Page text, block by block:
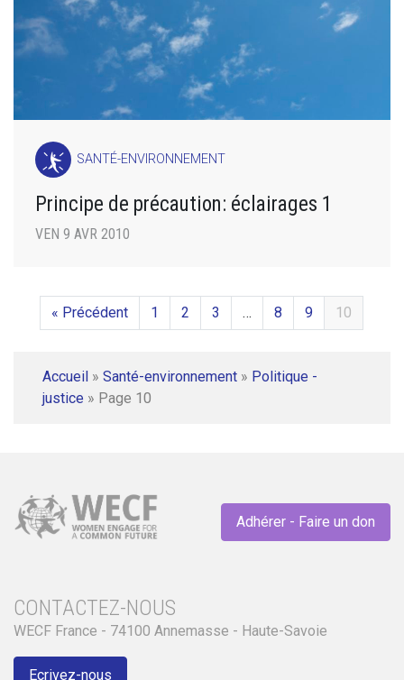
SANTÉ-ENVIRONNEMENT
Principe de précaution: éclairages 1
VEN 9 AVR 2010
« Précédent 1 2 3 … 8 9 10
Accueil » Santé-environnement » Politique -
justice » Page 10
Adhérer - Faire un don
CONTACTEZ-NOUS
WECF France - 74100 Annemasse - Haute-Savoie
Ecrivez-nous